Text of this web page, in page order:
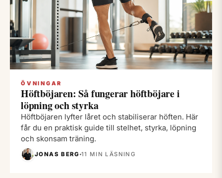
ÖVNINGAR
Höftböjaren: Så fungerar höftböjare i
löpning och styrka
Höftböjaren lyfter låret och stabiliserar höften. Här
får du en praktisk guide till stelhet, styrka, löpning
och skonsam träning.
JONAS BERG 11 MIN LÄSNING